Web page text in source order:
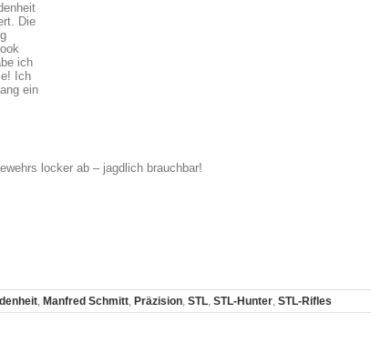
Die
ich
Ich
ein
locker ab – jagdlich brauchbar!
, Manfred Schmitt, Präzision, STL, STL-Hunter, STL-Rifles